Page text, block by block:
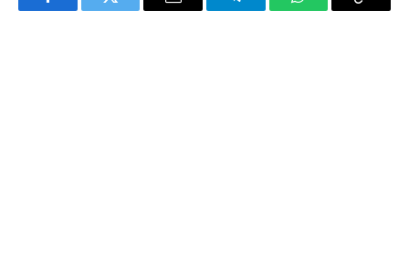
FacebookTwitter Email TelegramWhatsAppCopy